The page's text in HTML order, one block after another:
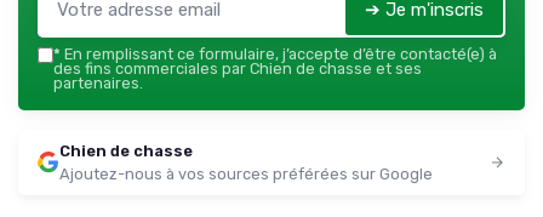
➔ Je m'inscris
* En remplissant ce formulaire, j’accepte d’être contacté(e) à
des fins commerciales par Chien de chasse et ses
partenaires.
Chien de chasse
Ajoutez-nous à vos sources préférées sur Google